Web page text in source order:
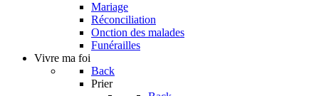
Mariage
Réconciliation
Onction des malades
Funérailles
Vivre ma foi
Back
Prier